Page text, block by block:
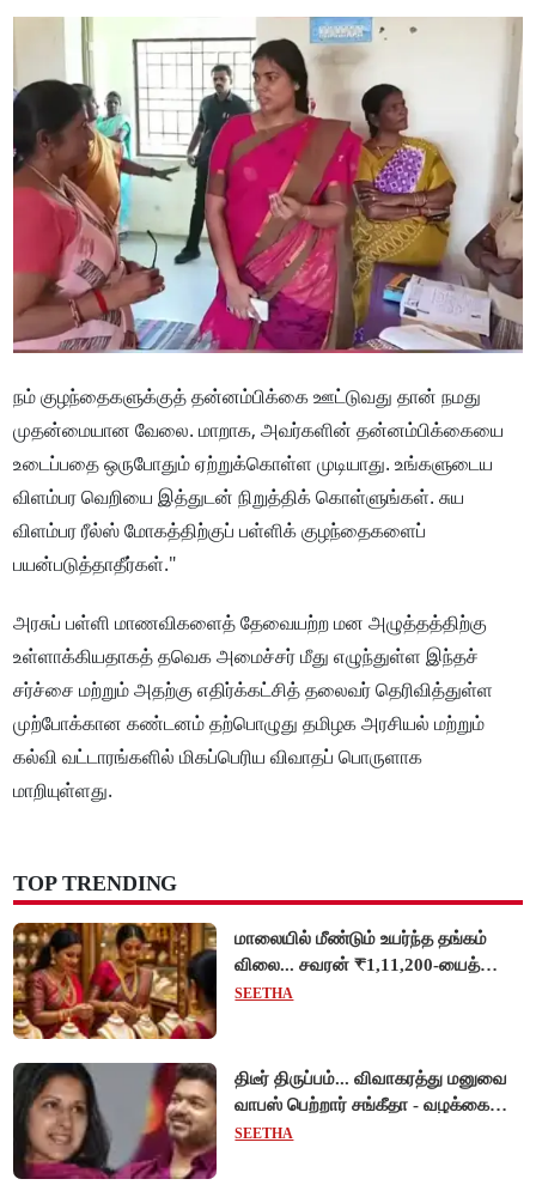
நம் குழந்தைகளுக்குத் தன்னம்பிக்கை ஊட்டுவது தான் நமது
முதன்மையான வேலை. மாறாக, அவர்களின் தன்னம்பிக்கையை
உடைப்பதை ஒருபோதும் ஏற்றுக்கொள்ள முடியாது. உங்களுடைய
விளம்பர வெறியை இத்துடன் நிறுத்திக் கொள்ளுங்கள். சுய
விளம்பர ரீல்ஸ் மோகத்திற்குப் பள்ளிக் குழந்தைகளைப்
பயன்படுத்தாதீர்கள்."
அரசுப் பள்ளி மாணவிகளைத் தேவையற்ற மன அழுத்தத்திற்கு
உள்ளாக்கியதாகத் தவெக அமைச்சர் மீது எழுந்துள்ள இந்தச்
சர்ச்சை மற்றும் அதற்கு எதிர்க்கட்சித் தலைவர் தெரிவித்துள்ள
முற்போக்கான கண்டனம் தற்பொழுது தமிழக அரசியல் மற்றும்
கல்வி வட்டாரங்களில் மிகப்பெரிய விவாதப் பொருளாக
மாறியுள்ளது.
TOP TRENDING
மாலையில் மீண்டும் உயர்ந்த தங்கம்
விலை... சவரன் ₹1,11,200-யைத்
தொட்டது!
SEETHA
திடீர் திருப்பம்... விவாகரத்து மனுவை
வாபஸ் பெற்றார் சங்கீதா - வழக்கை
முடித்து வைத்தது செங்கல்பட்டு
SEETHA